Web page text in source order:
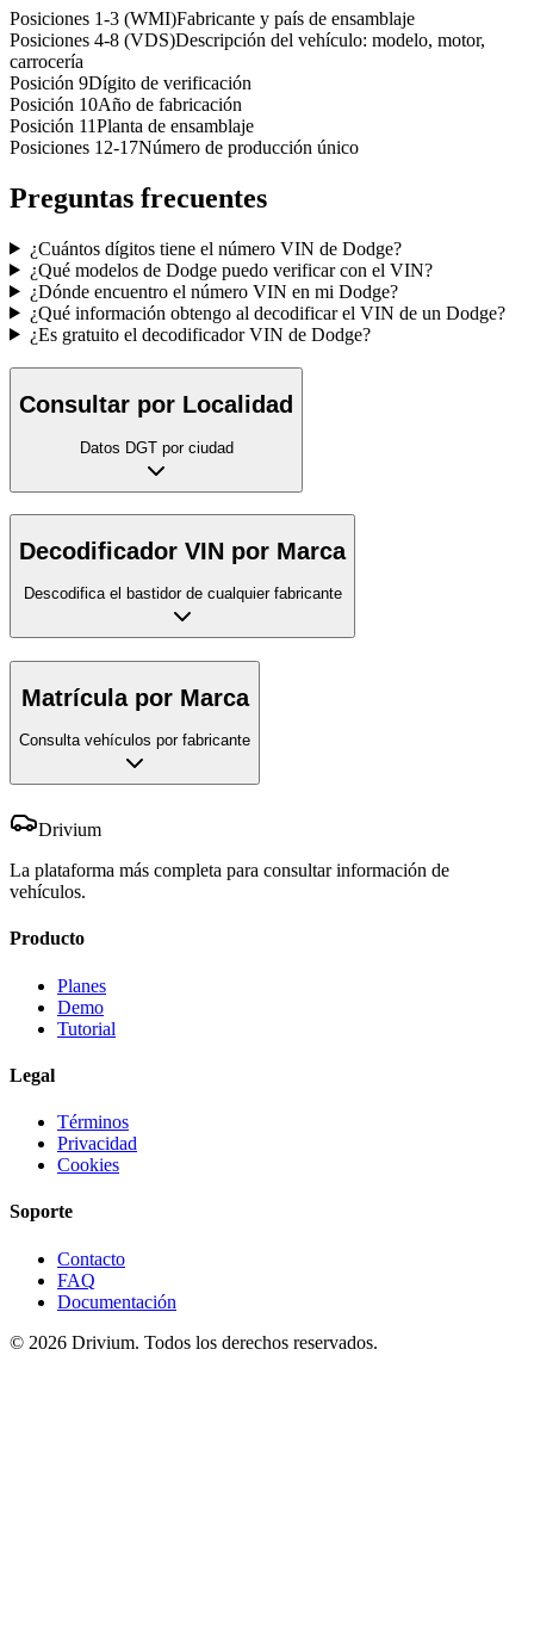
Posiciones 1-3 (WMI)Fabricante y país de ensamblaje
Posiciones 4-8 (VDS)Descripción del vehículo: modelo, motor,
carrocería
Posición 9Dígito de verificación
Posición 10Año de fabricación
Posición 11Planta de ensamblaje
Posiciones 12-17Número de producción único
Preguntas frecuentes
¿Cuántos dígitos tiene el número VIN de Dodge?
¿Qué modelos de Dodge puedo verificar con el VIN?
¿Dónde encuentro el número VIN en mi Dodge?
¿Qué información obtengo al decodificar el VIN de un Dodge?
¿Es gratuito el decodificador VIN de Dodge?
Consultar por Localidad
Datos DGT por ciudad
Decodificador VIN por Marca
Descodifica el bastidor de cualquier fabricante
Matrícula por Marca
Consulta vehículos por fabricante
Drivium
La plataforma más completa para consultar información de
vehículos.
Producto
Planes
Demo
Tutorial
Legal
Términos
Privacidad
Cookies
Soporte
Contacto
FAQ
Documentación
© 2026 Drivium. Todos los derechos reservados.